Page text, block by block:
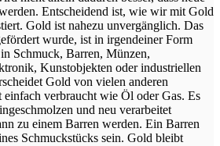
Entscheidend ist, wie wir mit Gold
Gold ist nahezu unvergänglich. Das
wurde, ist in irgendeiner Form
Schmuck, Barren, Münzen,
Kunstobjekten oder industriellen
Gold von vielen anderen
verbraucht wie Öl oder Gas. Es
und neu verarbeitet
zu einem Barren werden. Ein Barren
Schmuckstücks sein. Gold bleibt